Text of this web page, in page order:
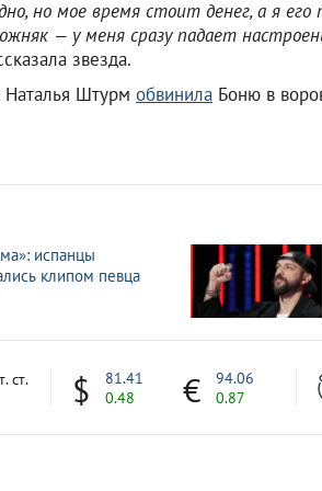
но мое время стоит денег, а я
— у меня сразу падает
звезда.
Наталья Штурм обвинила Боню в
испанцы
клипом певца
ст.
81.41
0.48
94.06
0.87